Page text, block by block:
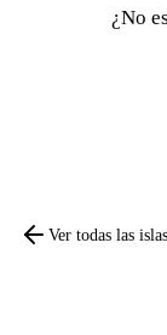
¿No
Ver todas las